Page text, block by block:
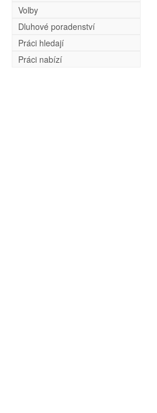
Volby
Dluhové poradenství
Práci hledají
Práci nabízí